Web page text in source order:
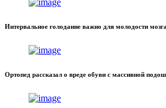
Интервальное голодание важно для молодости
Ортопед рассказал о вреде обуви с массивной